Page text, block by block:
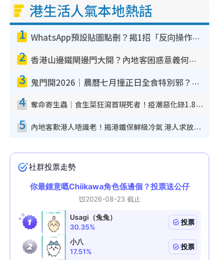
港生活人氣本地熱話
1 WhatsApp預設貼圖點刪？揭1招「反向操作」還原簡潔介面 附3步實測教學
2 香港山邊鐵閘邊門大開？內地客困惑意義何在！網民神回覆：呢種叫法理性防禦
3 鬼門開2026｜農曆七月撞正日全食特別邪？專家警告切忌做一事！揭4大禁忌+2招保平安
4 奪命寄生蟲｜食生菜狂瀉首現死者！疫潮惡化錄1.8萬宗病例 揭洗菜3大謬誤
5 內地客歎港人唔識老！揭港鐵保鮮級冷氣 港人求放過：咪投訴